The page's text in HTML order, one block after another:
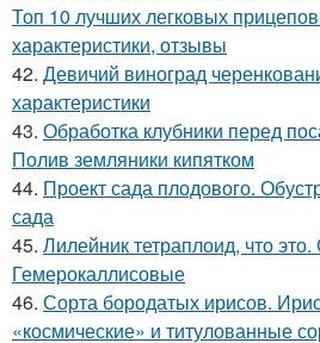
Топ 10 лучших легковых
характеристики, отзывы
42. Девичий виноград
характеристики
43. Обработка клубники перед
Полив земляники кипятком
44. Проект сада плодового.
сада
45. Лилейник тетраплоид, что
Гемерокаллисовые
46. Сорта бородатых ирисов.
«космические» и титулованные